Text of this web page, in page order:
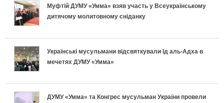
у
у
Муфтій ДУМУ «Умма» взяв участь у Всеукраїнському
дитячому молитовному сніданку
Українські мусульмани відсвяткували Ід аль-Адха в
мечетях ДУМУ «Умма»
ДУМУ «Умма» та Конгрес мусульман України провели